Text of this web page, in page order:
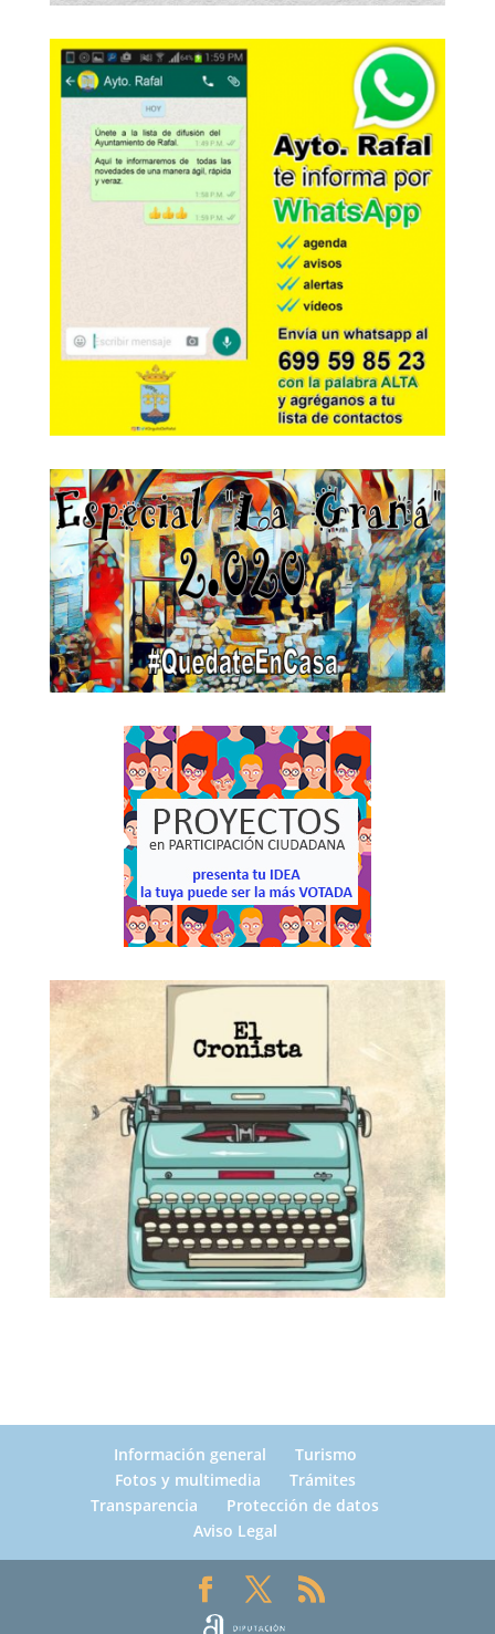
Información general
Turismo
Fotos y multimedia
Trámites
Transparencia
Protección de datos
Aviso Legal